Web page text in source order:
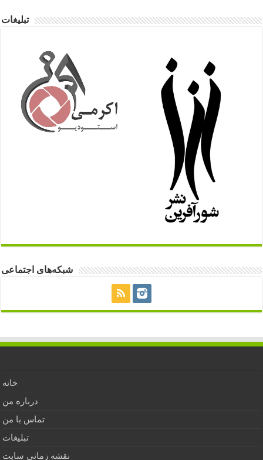
تبلیغات
شبکه‌های اجتماعی
خانه
درباره من
تماس با من
تبلیغات
نقشه زمانی سایت